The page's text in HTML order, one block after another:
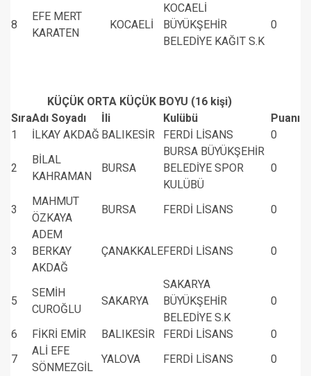
8
EFE MERT
KARATEN
KOCAELİ
KOCAELİ
BÜYÜKŞEHİR
BELEDİYE KAĞIT S.K
0
KÜÇÜK ORTA KÜÇÜK BOYU (16 kişi)
SıraAdı Soyadı İli Kulübü
Puanı
1
İLKAY AKDAĞ BALIKESİR FERDİ LİSANS 0
2
BİLAL
KAHRAMAN
BURSA
BURSA BÜYÜKŞEHİR
BELEDİYE SPOR
KULÜBÜ
0
3
MAHMUT
ÖZKAYA
BURSA FERDİ LİSANS 0
3
ADEM
BERKAY
AKDAĞ
ÇANAKKALEFERDİ LİSANS 0
5
SEMİH
CUROĞLU
SAKARYA
SAKARYA
BÜYÜKŞEHİR
BELEDİYE S.K
0
6 FİKRİ EMİR BALIKESİR FERDİ LİSANS
0
7
ALİ EFE
SÖNMEZGİL
YALOVA FERDİ LİSANS 0